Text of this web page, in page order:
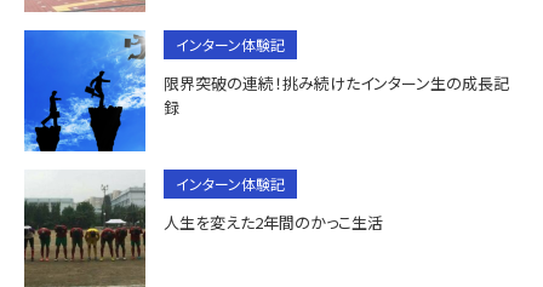
インターン体験記
限界突破の連続！挑み続けたインターン生の成長記
録
インターン体験記
人生を変えた2年間のかっこ生活